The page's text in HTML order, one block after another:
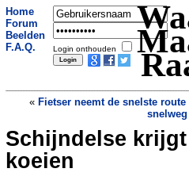
Home
Forum
Beelden
F.A.Q.
Login onthouden
« Fietser neemt de snelste route
snelweg
Vier
goudvis
Schijndelse
koeien